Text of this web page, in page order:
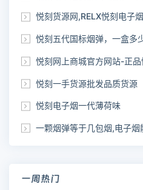
悦刻货源网,RELX悦刻电子烟
悦刻五代国标烟弹，一盒多
悦刻网上商城官方网站-正
悦刻一手货源批发品质货源
悦刻电子烟一代薄荷味
一颗烟弹等于几包烟,电子烟
一周热门